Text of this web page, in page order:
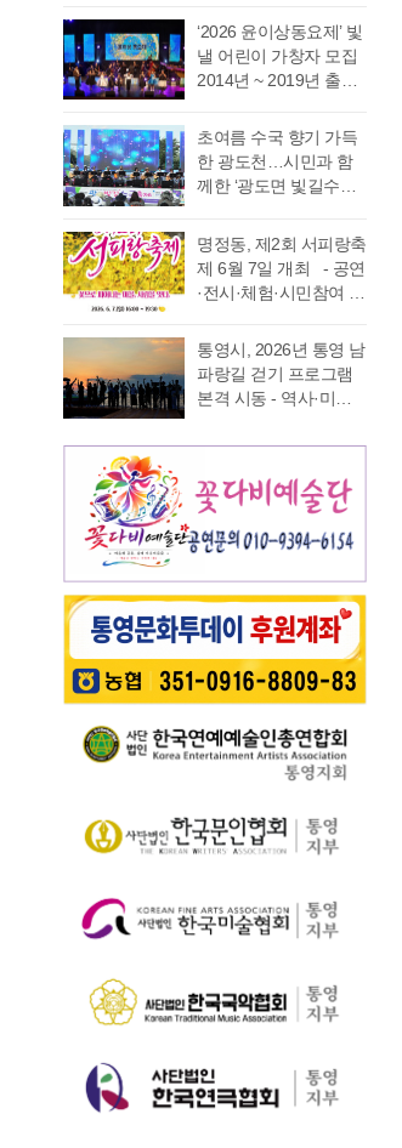
에서도 1차투료와 같이
정…
시의회 개원 이후 처음
으로 진보진영인 민주
당이 과반 의석을 차지
었다. 이에 먼저 평생 보
수를 자처하던 저의 부
족함을 질책하…
부터 8월 28일(금)까지
71일간 음주운항 특별
단속을 실시한다고 밝
혔다. 최근 3년간
음주운항 단속 현황을
분석한 결과, 본격적인
조업이 시작되는 봄철
운항이 지속적으로 발
생했으며, 특히 여름철
적발 …
은 길을 따라 움직이지
만, 마음은 시간을 따라
걷는다. 어떤 여행은 낯
선 풍경을 만나기 위해
래도록 마음속에 품어
온 질문의 답을 찾기 위
해 길을 나선다. 이번 여
다. 역사와 예술을 만나
고, 그 속에서 통영의 내
일을 그려 보기 위한 작
다. 2026년 7월 17일,
아침 여덟 시. 무전동
열방교회 앞에는 두 대
의 버스가 숨고르기를
‘2026 윤이상동요제’ 빛
낼 어린이 가창자 모집
2014년 ~ 2019년 출생
가능 통영국제음악재
단(이사장 강석주)이 오
는 9월 19일 개최하는
를 모집한다. ‘윤이상
동요제’는 통영국제음
악재단이 세계적인 작
악적 유산을 계승하고
자 시작한 사업으로, 어
린이들에게 음악 교육
동요를 보급하기 위해
있다. 윤이상 선생은 현
대음악의 거장으로 널
리 알려져 있지만, 해방
초여름 수국 향기 가득
한 광도천…시민과 함
께한 ‘광도면 빛길수국
정취가 절정에 이른 6월
20일 통영시 광도면(면
장 노승욱) 광도천 일원
에서는 형형색색의 수
많은 시민과 관광객이
찾은 「광도면 빛길수
국축제」가 성황리에
라 만개한 수국길은 동
심의 세계를 느끼게 하
고 연인은 물론 가족들
과 나들이 나온 이들의
미소함께 발길을 사로
빛, 하늘빛 수국이 어우
러진 산책로는 곳곳이
사진 명소로 변하며 꽃
길을 걷는 이들의 웃음
소리가…
명정동, 제2회 서피랑축
제 6월 7일 개최 - 공연
·전시·체험·시민참여 프
사 마련 명정동주민자
치위원회(위원장 이진
숙)가 주최·주관하는
까지 서피랑공원 일대
에서 개최된다. 이번 축
제는 통영시, 명정동, 명
정동자생단체가 후원하
고 지역 주민과 관광객
이 함께 어울려 서피랑
의 매력을 즐길 수 있는
주민 참여형 축제로 구
성한다는 계획이다. 행
사에서는 길놀이를 시
작으로 충렬초등학교
학생들의 우쿨렐레 발
표공연과 명정동 주민
통영시, 2026년 통영 남
파랑길 걷기 프로그램
본격 시동 - 역사·미식·
영 고유의 차별화된 테
영시는 한려수도의 수
려한 비경과 풍부한 역
사·문화자원을 결합한
해 2026년 통영 남파랑
길 걷기 프로그램을 본
격 운영한다고 밝혔다.
이번 사업은 남파랑길
통영 구간(14~15코스,
력을 널리 알리고 도보
여행 활성화를 도모하
기 위해 추진된다. 통영
의 역사·문화·미식·야간
관광 자원을 연계한 다
운영하고, 통영 …